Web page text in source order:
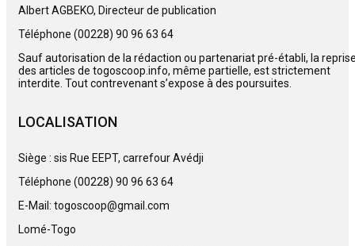
Albert AGBEKO, Directeur de publication
Téléphone (00228) 90 96 63 64
Sauf autorisation de la rédaction ou partenariat pré-établi, la
des articles de togoscoop.info, même partielle, est strictement
interdite. Tout contrevenant s’expose à des poursuites.
LOCALISATION
Siège : sis Rue EEPT, carrefour Avédji
Téléphone (00228) 90 96 63 64
E-Mail: togoscoop@gmail.com
Lomé-Togo